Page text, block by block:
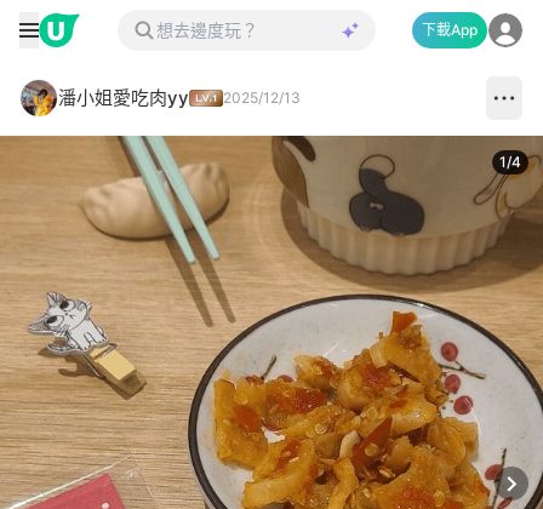
下載App
潘小姐愛吃肉yy 2025/12/13
1/4